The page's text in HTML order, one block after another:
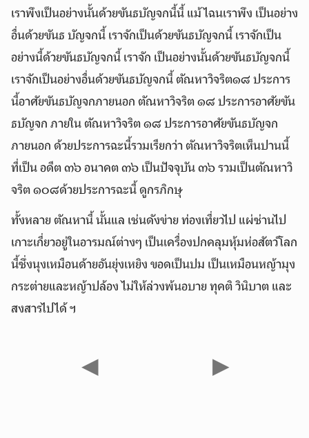
เราพึงเป็นอย่างนั้นด้วยขันธบัญจกนี้นี้ แม้ไฉนเราพึง เป็นอย่าง
อื่นด้วยขันธ บัญจกนี้ เราจักเป็นด้วยขันธบัญจกนี้ เราจักเป็น
อย่างนี้ด้วยขันธบัญจกนี้ เราจัก เป็นอย่างนั้นด้วยขันธบัญจกนี้
เราจักเป็นอย่างอื่นด้วยขันธบัญจกนี้ ตัณหาวิจริต๑๘ ประการ
นี้อาศัยขันธบัญจกภายนอก ตัณหาวิจริต ๑๘ ประการอาศัยขัน
ธบัญจก ภายใน ตัณหาวิจริต ๑๘ ประการอาศัยขันธบัญจก
ภายนอก ด้วยประการฉะนี้รวมเรียกว่า ตัณหาวิจริตเห็นปานนี้
ที่เป็น อดีต ๓๖ อนาคต ๓๖ เป็นปัจจุบัน ๓๖ รวมเป็นตัณหาวิ
จริต ๑๐๘ด้วยประการฉะนี้ ดูกรภิกษุ
ทั้งหลาย ตัณหานี้ นั้นแล เช่นดังข่าย ท่องเที่ยวไป แผ่ซ่านไป
เกาะเกี่ยวอยู่ในอารมณ์ต่างๆ เป็นเครื่องปกคลุมหุ้มห่อสัตว์โลก
นี้ซึ่งนุงเหมือนด้ายอันยุ่งเหยิง ขอดเป็นปม เป็นเหมือนหญ้ามุง
กระต่ายและหญ้าปล้อง ไม่ให้ล่วงพ้นอบาย ทุคติ วินิบาต และ
สงสารไปได้ ฯ
◀ ▶